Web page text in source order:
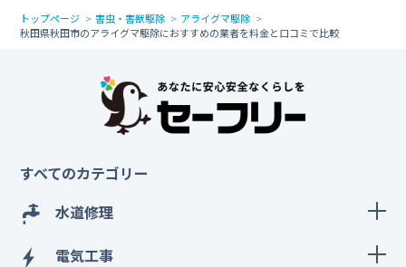
トップページ 害虫・害獣駆除
アライグマ駆除
秋田県秋田市のアライグマ駆除におすすめの業者を料金と口コミで比較
すべてのカテゴリー
水道修理
電気工事